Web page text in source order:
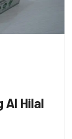
Al Hilal